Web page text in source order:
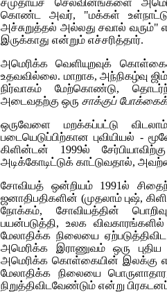
சமுதாயச் செலவினங்களை
கொண்ட அவர், "மக்கள்
அச்சுறுத்தல் அல்லது சவால் வரும்"
இருக்காது என்றும் எச்சரித்தார்.
அமெரிக்க வெளியுறவுக்
உதவவில்லை. மாறாக, அந்நிகழ்வு
நிர்வாகம் மேற்கொண்டு,
அடைவதற்கு ஒரு சாக்குப்
ஒருவேளை மறக்கப்பட்டு
படையெடுப்பிற்கான புவியியல் -
கிளின்டன் 1999ல்
அடிக்கோடிட்டுக் காட்டுவதால்,
சோவியத் ஒன்றியம் 1991ல்
ஜனாதிபதிகளின் (முதலாம் புஷ்,
நோக்கம், சோவியத்தின்
பயன்படுத்தி, உலக
மேலாதிக்க நிலையை
அமெரிக்க இராணுவம் ஒரு
அமெரிக்க கொள்கையின் இலக்கு
மேலாதிக்க நிலையை
நிறுத்திவிடவேண்டும் என்று